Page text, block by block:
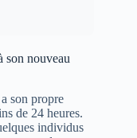
son nouveau
son propre
de 24 heures.
individus